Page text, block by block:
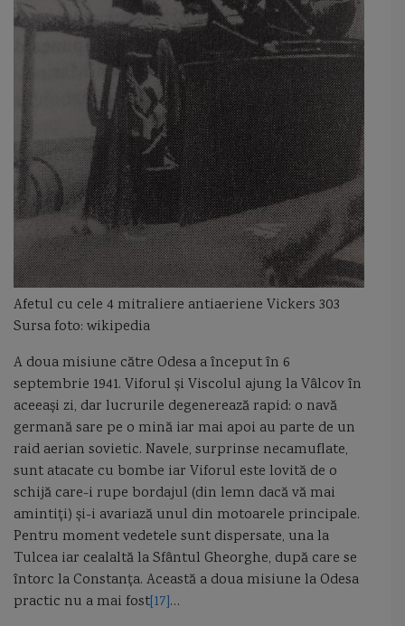
Afetul cu cele 4 mitraliere antiaeriene Vickers 303
Sursa foto: wikipedia
A doua misiune către Odesa a început în 6
septembrie 1941. Viforul și Viscolul ajung la Vâlcov în
aceeași zi, dar lucrurile degenerează rapid: o navă
germană sare pe o mină iar mai apoi au parte de un
raid aerian sovietic. Navele, surprinse necamuflate,
sunt atacate cu bombe iar Viforul este lovită de o
schijă care-i rupe bordajul (din lemn dacă vă mai
amintiți) și-i avariază unul din motoarele principale.
Pentru moment vedetele sunt dispersate, una la
Tulcea iar cealaltă la Sfântul Gheorghe, după care se
întorc la Constanța. Această a doua misiune la Odesa
practic nu a mai fost[17]…